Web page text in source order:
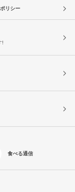
リシー
!
食べる通信